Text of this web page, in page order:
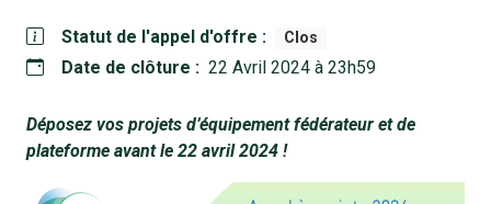
Statut de l'appel d'offre : Clos
Date de clôture : 22 Avril 2024 à 23h59
Déposez vos projets d’équipement fédérateur et de
plateforme avant le 22 avril 2024 !